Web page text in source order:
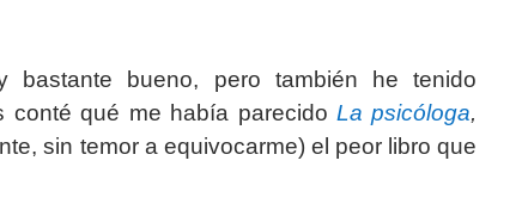
bueno, pero también he tenido
conté qué me había parecidoLa psicóloga,
sin temor a equivocarme) el peor libro que